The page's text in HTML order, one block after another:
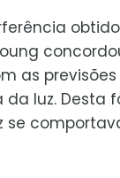
as
luz. Desta
se